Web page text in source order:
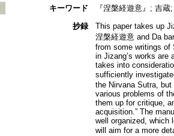
キーワード
『涅槃経遊意』; 吉
抄録
This paper takes up
涅槃経遊意 and Da
from some writings of
in Jizang’s works are
takes into
sufficiently
the Nirvana Sutra,
various problems of
them up for critique,
acquisition.” The
well organized, which
will aim for a more